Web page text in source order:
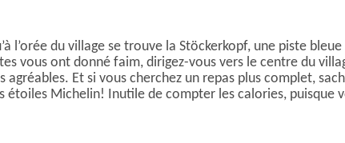
l’orée du village se trouve la Stöckerkopf, une piste
vous ont donné faim, dirigez-vous vers le centre du
Et si vous cherchez un repas plus complet,
Michelin! Inutile de compter les calories, puisque